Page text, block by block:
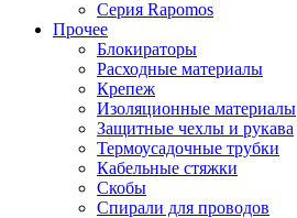
Серия Rapomos
Прочее
Блокираторы
Расходные материалы
Крепеж
Изоляционные материалы
Защитные чехлы и рукава
Термоусадочные трубки
Кабельные стяжки
Скобы
Спирали для проводов